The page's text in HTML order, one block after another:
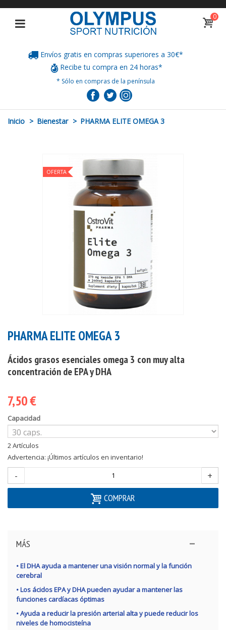
0
Envíos gratis en compras superiores a 30€*
Recibe tu compra en 24 horas*
* Sólo en compras de la península
Inicio > Bienestar > PHARMA ELITE OMEGA 3
OFERTA
PHARMA ELITE OMEGA 3
Ácidos grasos esenciales omega 3 con muy alta
concentración de EPA y DHA
7,50 €
Capacidad
2Artículos
Advertencia: ¡Últimos artículos en inventario!
-
+
COMPRAR
MÁS
• El DHA ayuda a mantener una visión normal y la función
cerebral
• Los ácidos EPA y DHA pueden ayudar a mantener las
funciones cardíacas óptimas
• Ayuda a reducir la presión arterial alta y puede reducir los
niveles de homocisteína